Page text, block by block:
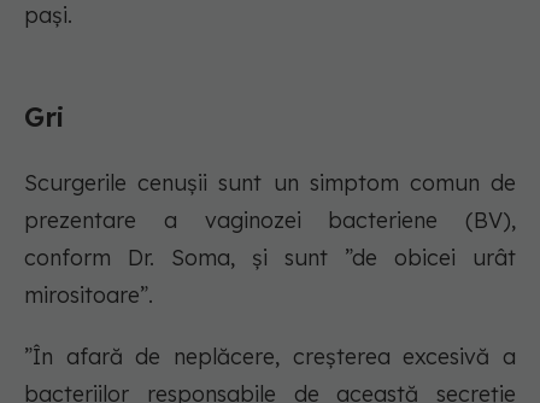
pași.
Gri
Scurgerile cenușii sunt un simptom comun de
prezentare a vaginozei bacteriene (BV),
conform Dr. Soma, și sunt ”de obicei urât
mirositoare”.
”În afară de neplăcere, creșterea excesivă a
bacteriilor responsabile de această secreție